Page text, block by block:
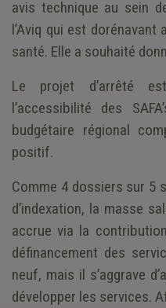
avis technique au sein
l’Aviq qui est dorénavant
santé. Elle a souhaité
Le projet d’arrêté
l’accessibilité des
budgétaire régional
positif.
Comme 4 dossiers sur 5
d’indexation, la masse
accrue via la
définancement des
neuf, mais il s’aggrave
développer les services.